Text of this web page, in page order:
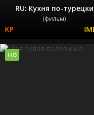
RU: Кухня по-турецки
(фильм)
HD